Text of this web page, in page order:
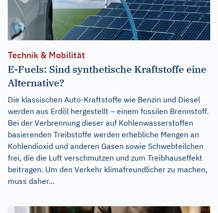
Technik & Mobilität
E-Fuels: Sind synthetische Kraftstoffe eine
Alternative?
Die klassischen Auto-Kraftstoffe wie Benzin und Diesel
werden aus Erdöl hergestellt – einem fossilen Brennstoff.
Bei der Verbrennung dieser auf Kohlenwasserstoffen
basierenden Treibstoffe werden erhebliche Mengen an
Kohlendioxid und anderen Gasen sowie Schwebteilchen
frei, die die Luft verschmutzen und zum Treibhauseffekt
beitragen. Um den Verkehr klimafreundlicher zu machen,
muss daher...